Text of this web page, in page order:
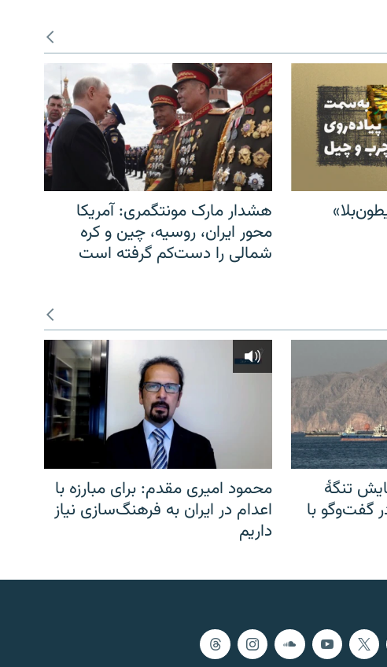
هشدار مارک مونتگمری: آمریکا
محور ایران، روسیه، چین و کره
شمالی را دست‌کم گرفته است
تنگهٔ
گفت‌وگو با
محمود امیری مقدم: برای مبارزه با
اعدام در ایران به فرهنگ‌سازی نیاز
داریم